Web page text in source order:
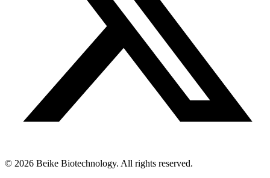
© 2026 Beike Biotechnology. All rights reserved.